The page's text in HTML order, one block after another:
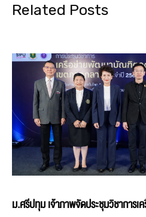
Related Posts
ม.ศรีปทุม เจ้าภาพจัดประชุมวิชากา